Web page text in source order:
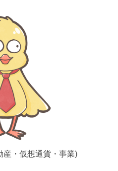
産・仮想通貨・事業)